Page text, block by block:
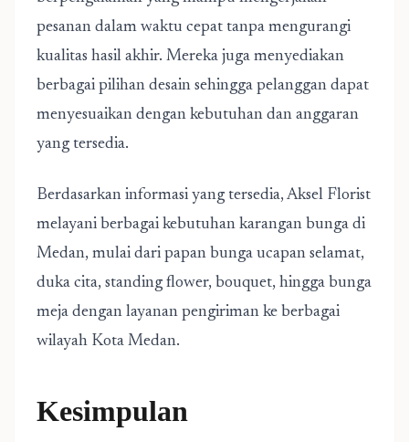
pesanan dalam waktu cepat tanpa mengurangi
kualitas hasil akhir. Mereka juga menyediakan
berbagai pilihan desain sehingga pelanggan dapat
menyesuaikan dengan kebutuhan dan anggaran
yang tersedia.
Berdasarkan informasi yang tersedia, Aksel Florist
melayani berbagai kebutuhan karangan bunga di
Medan, mulai dari papan bunga ucapan selamat,
duka cita, standing flower, bouquet, hingga bunga
meja dengan layanan pengiriman ke berbagai
wilayah Kota Medan.
Kesimpulan